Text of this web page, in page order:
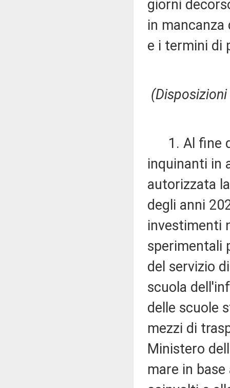
giorni
in
e i termini di
1. Al fine
inquinanti in
autorizzata
degli anni
investimenti
sperimentali
del servizio
scuola
delle scuole
mezzi di
Ministero
mare in